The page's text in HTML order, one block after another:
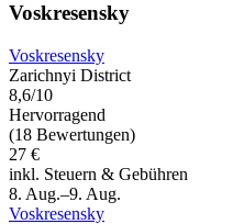
Voskresensky
Voskresensky
Zarichnyi District
8,6/10
Hervorragend
(18 Bewertungen)
27 €
inkl. Steuern & Gebühren
8. Aug.–9. Aug.
Voskresensky